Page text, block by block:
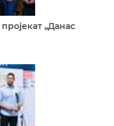
„Данас